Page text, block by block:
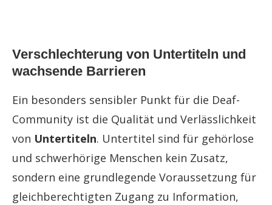
Verschlechterung von Untertiteln und
wachsende Barrieren
Ein besonders sensibler Punkt für die Deaf-
Community ist die Qualität und Verlässlichkeit
von Untertiteln. Untertitel sind für gehörlose
und schwerhörige Menschen kein Zusatz,
sondern eine grundlegende Voraussetzung für
gleichberechtigten Zugang zu Information,